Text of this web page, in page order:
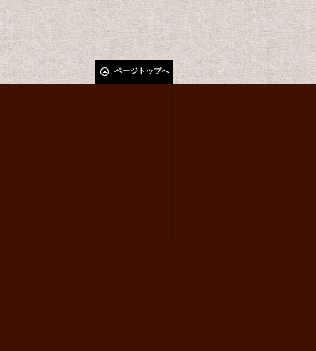
ページトップへ